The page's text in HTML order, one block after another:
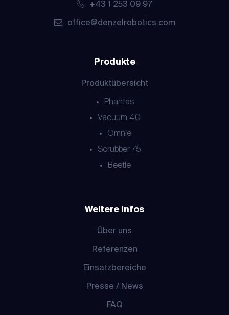
+43 1 253 09 97
office@denzelrobotics.com
Produkte
Produktübersicht
Phantas
Vacuum 40
Omnie
Scrubber 75
Beetle
Weitere Infos
Über uns
Referenzen
Einsatzbereiche
Presse / News
FAQ